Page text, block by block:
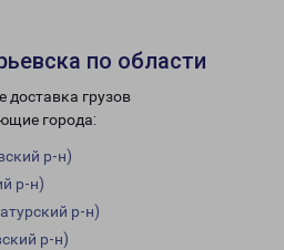
по области
доставка грузов
города:
р-н)
р-н)
р-н)
р-н)